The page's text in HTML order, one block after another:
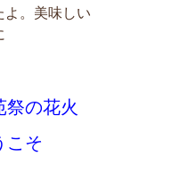
よ。美味しい
の花火
こそ